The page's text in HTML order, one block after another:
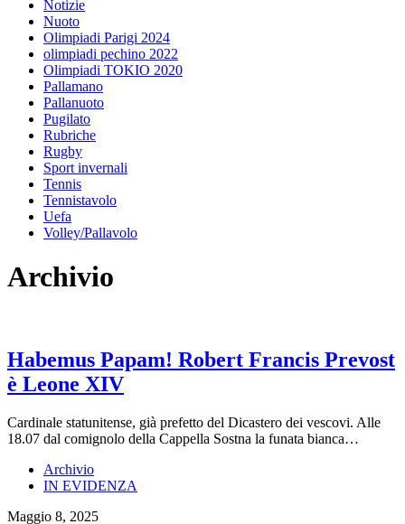
Notizie
Nuoto
Olimpiadi Parigi 2024
olimpiadi pechino 2022
Olimpiadi TOKIO 2020
Pallamano
Pallanuoto
Pugilato
Rubriche
Rugby
Sport invernali
Tennis
Tennistavolo
Uefa
Volley/Pallavolo
Archivio
Habemus Papam! Robert Francis Prevost
è Leone XIV
Cardinale statunitense, già prefetto del Dicastero dei vescovi. Alle
18.07 dal comignolo della Cappella Sostna la funata bianca…
Archivio
IN EVIDENZA
Maggio 8, 2025